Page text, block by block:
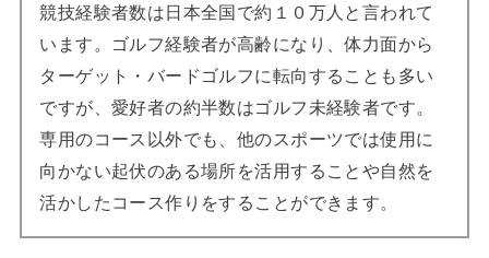
競技経験者数は日本全国で約１０万人と言われて
います。ゴルフ経験者が高齢になり、体力面から
ターゲット・バードゴルフに転向することも多い
ですが、愛好者の約半数はゴルフ未経験者です。
専用のコース以外でも、他のスポーツでは使用に
向かない起伏のある場所を活用することや自然を
活かしたコース作りをすることができます。